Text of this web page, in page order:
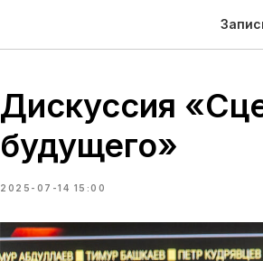
Дискуссия
будущего»
2025-07-14 15:00